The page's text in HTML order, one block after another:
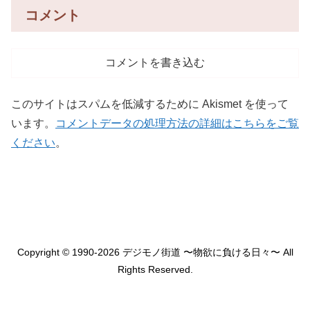
コメント
コメントを書き込む
このサイトはスパムを低減するために Akismet を使って
います。
コメントデータの処理方法の詳細はこちらをご覧
ください。
Copyright © 1990-2026 デジモノ街道 〜物欲に負ける日々〜 All
Rights Reserved.